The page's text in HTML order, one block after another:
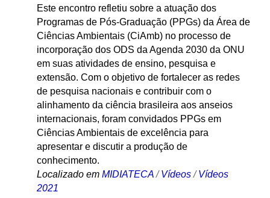
Este encontro refletiu sobre a atuação dos
Programas de Pós-Graduação (PPGs) da Área de
Ciências Ambientais (CiAmb) no processo de
incorporação dos ODS da Agenda 2030 da ONU
em suas atividades de ensino, pesquisa e
extensão. Com o objetivo de fortalecer as redes
de pesquisa nacionais e contribuir com o
alinhamento da ciência brasileira aos anseios
internacionais, foram convidados PPGs em
Ciências Ambientais de excelência para
apresentar e discutir a produção de
conhecimento.
Localizado em MIDIATECA / Vídeos / Vídeos
2021